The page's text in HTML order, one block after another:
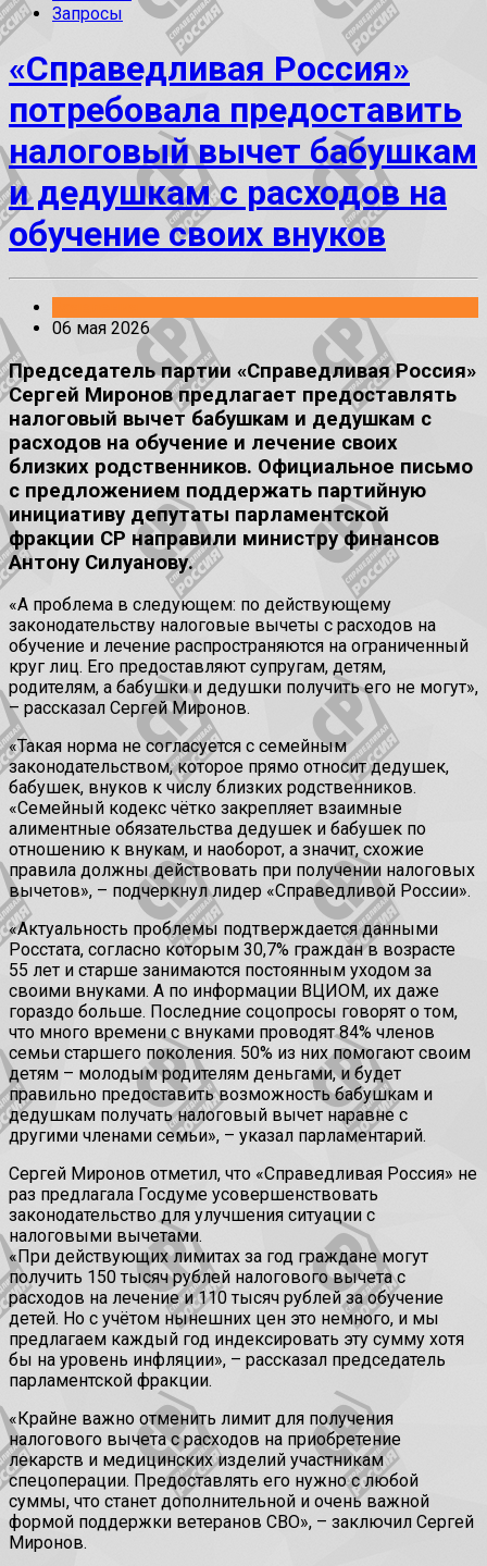
Запросы
«Справедливая Россия»
потребовала предоставить
налоговый вычет бабушкам
и дедушкам с расходов на
обучение своих внуков
06 мая 2026
Председатель партии «Справедливая Россия»
Сергей Миронов предлагает предоставлять
налоговый вычет бабушкам и дедушкам с
расходов на обучение и лечение своих
близких родственников. Официальное письмо
с предложением поддержать партийную
инициативу депутаты парламентской
фракции СР направили министру финансов
Антону Силуанову.
«А проблема в следующем: по действующему
законодательству налоговые вычеты с расходов на
обучение и лечение распространяются на ограниченный
круг лиц. Его предоставляют супругам, детям,
родителям, а бабушки и дедушки получить его не могут»,
– рассказал Сергей Миронов.
«Такая норма не согласуется с семейным
законодательством, которое прямо относит дедушек,
бабушек, внуков к числу близких родственников.
«Семейный кодекс чётко закрепляет взаимные
алиментные обязательства дедушек и бабушек по
отношению к внукам, и наоборот, а значит, схожие
правила должны действовать при получении налоговых
вычетов», – подчеркнул лидер «Справедливой России».
«Актуальность проблемы подтверждается данными
Росстата, согласно которым 30,7% граждан в возрасте
55 лет и старше занимаются постоянным уходом за
своими внуками. А по информации ВЦИОМ, их даже
гораздо больше. Последние соцопросы говорят о том,
что много времени с внуками проводят 84% членов
семьи старшего поколения. 50% из них помогают своим
детям – молодым родителям деньгами, и будет
правильно предоставить возможность бабушкам и
дедушкам получать налоговый вычет наравне с
другими членами семьи», – указал парламентарий.
Сергей Миронов отметил, что «Справедливая Россия» не
раз предлагала Госдуме усовершенствовать
законодательство для улучшения ситуации с
налоговыми вычетами.
«При действующих лимитах за год граждане могут
получить 150 тысяч рублей налогового вычета с
расходов на лечение и 110 тысяч рублей за обучение
детей. Но с учётом нынешних цен это немного, и мы
предлагаем каждый год индексировать эту сумму хотя
бы на уровень инфляции», – рассказал председатель
парламентской фракции.
«Крайне важно отменить лимит для получения
налогового вычета с расходов на приобретение
лекарств и медицинских изделий участникам
спецоперации. Предоставлять его нужно с любой
суммы, что станет дополнительной и очень важной
формой поддержки ветеранов СВО», – заключил Сергей
Миронов.